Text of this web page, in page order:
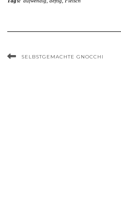
SELBSTGEMACHTE GNOCCHI